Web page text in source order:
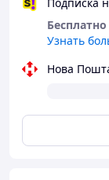
Резиновые
машин,
сифонов
ворот и
Бесплатно
Узнать
Нова